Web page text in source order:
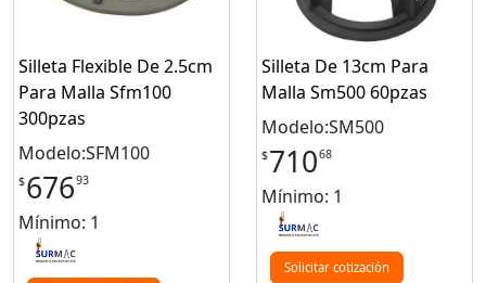
Silleta Flexible De 2.5cm
Para Malla Sfm100
300pzas
Modelo:SFM100
$67693
Mínimo: 1
Silleta De 13cm Para
Malla Sm500 60pzas
Modelo:SM500
$71068
Mínimo: 1
Solicitar cotización